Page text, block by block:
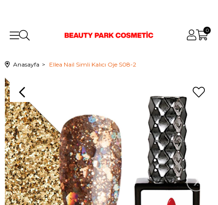
0
Anasayfa Ellea Nail Simli Kalıcı Oje S08-2
›